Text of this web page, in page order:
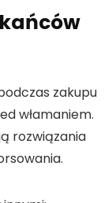
zakupu
włamaniem.
rozwiązania